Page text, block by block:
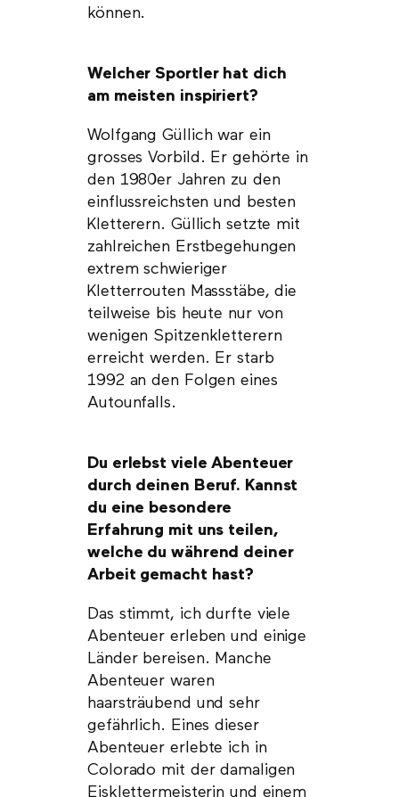
können.
Welcher Sportler hat dich
am meisten inspiriert?
Wolfgang Güllich war ein
grosses Vorbild. Er gehörte in
den 1980er Jahren zu den
einflussreichsten und besten
Kletterern. Güllich setzte mit
zahlreichen Erstbegehungen
extrem schwieriger
Kletterrouten Massstäbe, die
teilweise bis heute nur von
wenigen Spitzenkletterern
erreicht werden. Er starb
1992 an den Folgen eines
Autounfalls.
Du erlebst viele Abenteuer
durch deinen Beruf. Kannst
du eine besondere
Erfahrung mit uns teilen,
welche du während deiner
Arbeit gemacht hast?
Das stimmt, ich durfte viele
Abenteuer erleben und einige
Länder bereisen. Manche
Abenteuer waren
haarsträubend und sehr
gefährlich. Eines dieser
Abenteuer erlebte ich in
Colorado mit der damaligen
Eisklettermeisterin und einem